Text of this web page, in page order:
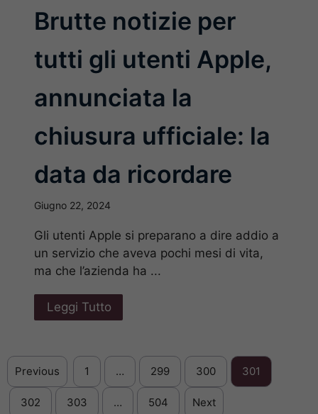
Brutte notizie per
tutti gli utenti Apple,
annunciata la
chiusura ufficiale: la
data da ricordare
Giugno 22, 2024
Gli utenti Apple si preparano a dire addio a
un servizio che aveva pochi mesi di vita,
ma che l’azienda ha ...
Leggi Tutto
Previous 1 … 299 300 301
302 303 … 504 Next